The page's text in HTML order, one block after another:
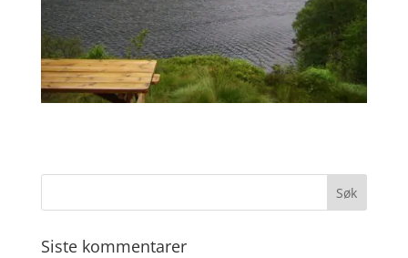
Siste kommentarer